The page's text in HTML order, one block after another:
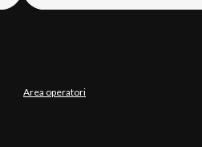
Area operatori